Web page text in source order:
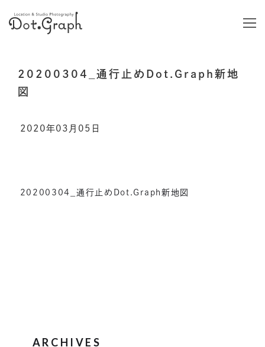
20200304_通行止めDot.Graph新地
図
2020年03月05日
20200304_通行止めDot.Graph新地図
ARCHIVES